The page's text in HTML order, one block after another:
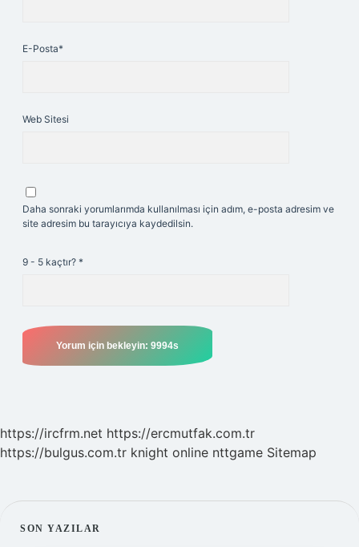
E-Posta*
Web Sitesi
Daha sonraki yorumlarımda kullanılması için adım, e-posta adresim ve
site adresim bu tarayıcıya kaydedilsin.
9 - 5 kaçtır? *
https://ircfrm.net https://ercmutfak.com.tr
https://bulgus.com.tr knight online nttgame Sitemap
SIDEBAR
SON YAZILAR